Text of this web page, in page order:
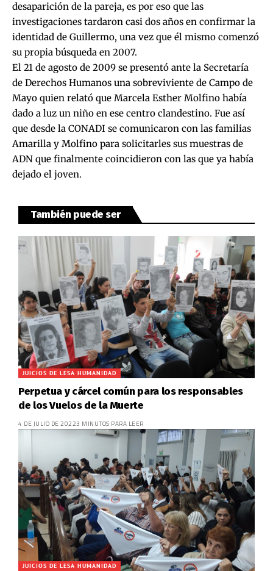
desaparición de la pareja, es por eso que las
investigaciones tardaron casi dos años en confirmar la
identidad de Guillermo, una vez que él mismo comenzó
su propia búsqueda en 2007.
El 21 de agosto de 2009 se presentó ante la Secretaría
de Derechos Humanos una sobreviviente de Campo de
Mayo quien relató que Marcela Esther Molfino había
dado a luz un niño en ese centro clandestino. Fue así
que desde la CONADI se comunicaron con las familias
Amarilla y Molfino para solicitarles sus muestras de
ADN que finalmente coincidieron con las que ya había
dejado el joven.
También puede ser
JUICIOS DE LESA HUMANIDAD
Perpetua y cárcel común para los responsables
de los Vuelos de la Muerte
4 DE JULIO DE 20223 MINUTOS PARA LEER
JUICIOS DE LESA HUMANIDAD